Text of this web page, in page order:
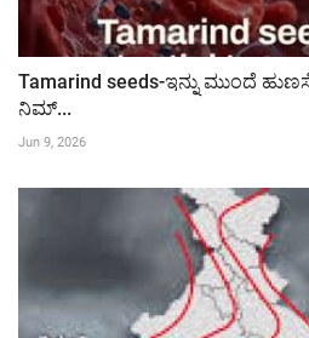
Tamarind seeds-ಇನ್ನು ಮುಂದೆ
ನಿಮ್...
Jun 9, 2026